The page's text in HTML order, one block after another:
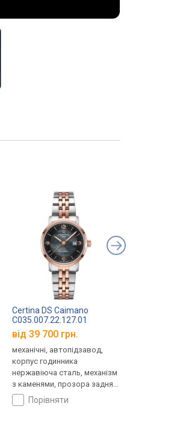
Certina DS Caimano
C035.007.22.127.01
від 39 700 грн.
механічні, автопідзавод,
корпус годинника
нержавіюча сталь, механізм
з каменями, прозора задня
кришка, ремінець: браслет
сталь, WR 100, Швейцарія
порівняти